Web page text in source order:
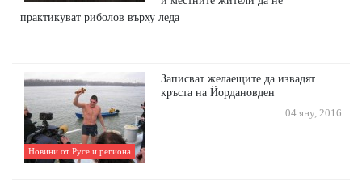
практикуват риболов върху леда
Новини от Русе и региона
Записват желаещите да извадят
кръста на Йордановден
04 яну, 2016